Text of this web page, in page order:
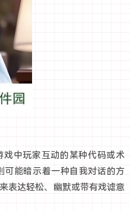
中玩家互动的某种代码或术
可能暗示着一种自我对话的方
表达轻松、幽默或带有戏谑意